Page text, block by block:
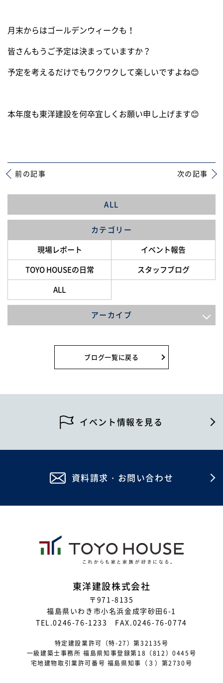
月末からはゴールデンウィークも！
皆さんもうご予定は決まっていますか？
予定を考えるだけでもワクワクして楽しいですよね😊
本年度も東洋建設を何卒宜しくお願い申し上げます😊
前の記事 次の記事
ALL
カテゴリー
現場レポート
イベント報告
TOYO HOUSEの日常
スタッフブログ
ALL
アーカイブ
2026年7月
2026年5月
2026年4月
2025年12月
2025年7月
2025年6月
2025年5月
2025年4月
2025年3月
2025年2月
ブログ一覧に戻る
イベント情報を見る
資料請求・お問い合わせ
東洋建設株式会社
〒971-8135
福島県いわき市小名浜金成字砂田6-1
TEL.0246-76-1233 FAX.0246-76-0774
特定建設業許可（特-27）第32135号
一級建築士事務所 福島県知事登録第18（812）0445号
宅地建物取引業許可番号 福島県知事（３）第2730号